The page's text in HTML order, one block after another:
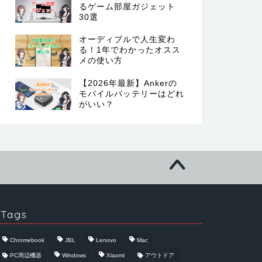
るゲーム部屋ガジェット
30選
オーディブルで人生変わ
る！1年でわかったオスス
メの使い方
【2026年最新】Ankerの
モバイルバッテリーはどれ
がいい？
Tags
Chromebook JBL Lenovo Mac
PC周辺機器 Windows Xiaomi アウトドア